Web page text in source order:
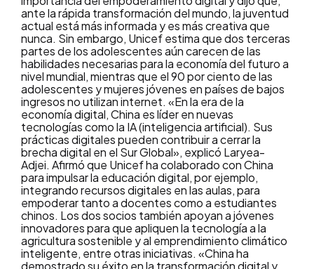
ante la rápida transformación del mundo, la juventud
actual está más informada y es más creativa que
nunca. Sin embargo, Unicef estima que dos terceras
partes de los adolescentes aún carecen de las
habilidades necesarias para la economía del futuro a
nivel mundial, mientras que el 90 por ciento de las
adolescentes y mujeres jóvenes en países de bajos
ingresos no utilizan internet. «En la era de la
economía digital, China es líder en nuevas
tecnologías como la IA (inteligencia artificial). Sus
prácticas digitales pueden contribuir a cerrar la
brecha digital en el Sur Global», explicó Laryea-
Adjei. Afirmó que Unicef ha colaborado con China
para impulsar la educación digital, por ejemplo,
integrando recursos digitales en las aulas, para
empoderar tanto a docentes como a estudiantes
chinos. Los dos socios también apoyan a jóvenes
innovadores para que apliquen la tecnología a la
agricultura sostenible y al emprendimiento climático
inteligente, entre otras iniciativas. «China ha
demostrado su éxito en la transformación digital y